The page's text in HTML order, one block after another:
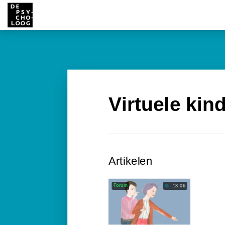
Virtuele
Artikelen
Forum 13:06